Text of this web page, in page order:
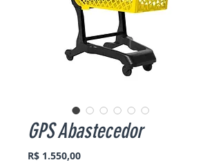
GPS Abastecedor
R$ 1.550,00Preço